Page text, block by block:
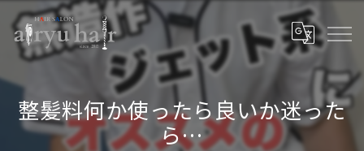
整髪料何か使ったら良いか迷った
ら…